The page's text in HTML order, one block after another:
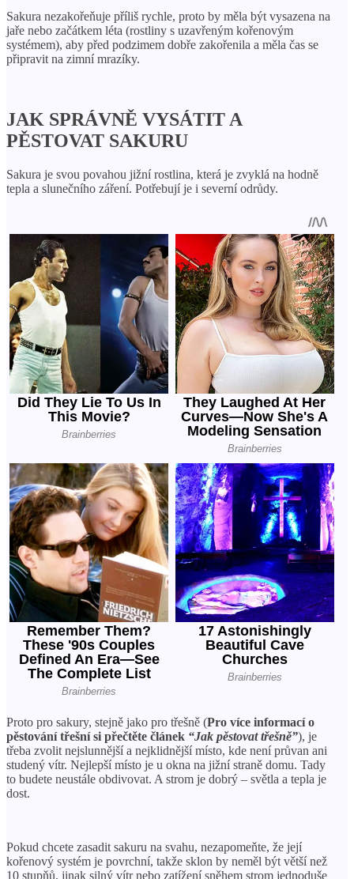
Sakura nezakořeňuje příliš rychle, proto by měla být vysazena na
jaře nebo začátkem léta (rostliny s uzavřeným kořenovým
systémem), aby před podzimem dobře zakořenila a měla čas se
připravit na zimní mrazíky.
JAK SPRÁVNĚ VYSÁTIT A
PĚSTOVAT SAKURU
Sakura je svou povahou jižní rostlina, která je zvyklá na hodně
tepla a slunečního záření. Potřebují je i severní odrůdy.
Proto pro sakury, stejně jako pro třešně (Pro více informací o
pěstování třešní si přečtěte článek “Jak pěstovat třešně”), je
třeba zvolit nejslunnější a nejklidnější místo, kde není průvan ani
studený vítr. Nejlepší místo je u okna na jižní straně domu. Tady
to budete neustále obdivovat. A strom je dobrý – světla a tepla je
dost.
Pokud chcete zasadit sakuru na svahu, nezapomeňte, že její
kořenový systém je povrchní, takže sklon by neměl být větší než
10 stupňů, jinak silný vítr nebo zatížení sněhem strom jednoduše